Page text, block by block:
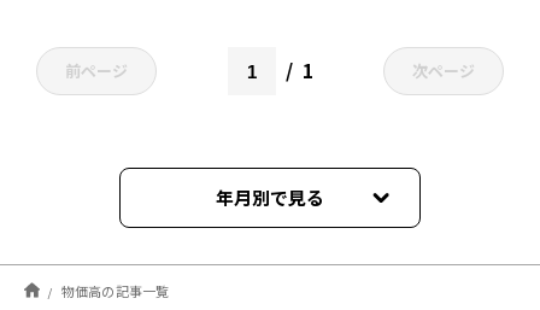
前ページ 1 次ページ
年月別で見る
2026年05月
物価高の記事一覧